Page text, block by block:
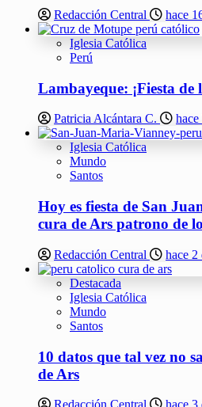
Redacción Central hace
Iglesia Católica
Perú
Lambayeque: ¡Fiesta
Patricia Alcántara C.
Iglesia Católica
Mundo
Santos
Hoy es fiesta de San
cura de Ars patrono de
Redacción Central hace 2
Destacada
Iglesia Católica
Mundo
Santos
10 datos que tal vez no
de Ars